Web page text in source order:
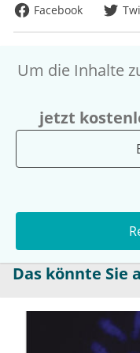
Facebook
Um die Inhalte
jetzt
Das könnte Sie